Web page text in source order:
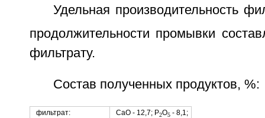
Удельная производительность
продолжительности промывки
фильтрату.
Состав полученных продуктов, %:
фильтрат: СаО - 12,7; P2O5- 8,1;